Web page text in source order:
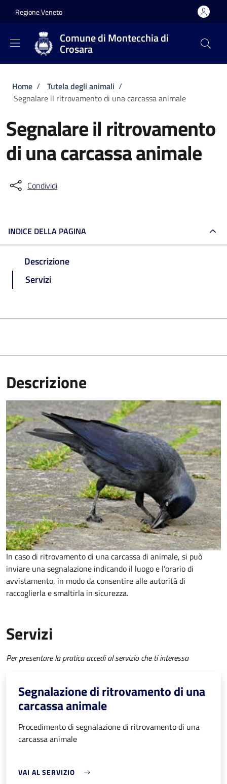
Regione Veneto
Comune di Montecchia di
Crosara
Briciole di pane
Home / Tutela degli animali /
Segnalare il ritrovamento di una carcassa animale
Segnalare il ritrovamento
di una carcassa animale
Condividi
INDICE DELLA PAGINA
Descrizione
Servizi
Descrizione
In caso di ritrovamento di una carcassa di animale, si può
inviare una segnalazione indicando il luogo e l’orario di
avvistamento, in modo da consentire alle autorità di
raccoglierla e smaltirla in sicurezza.
Servizi
Per presentare la pratica accedi al servizio che ti interessa
Segnalazione di ritrovamento di una
carcassa animale
Procedimento di segnalazione di ritrovamento di una
carcassa animale
VAI AL SERVIZIO